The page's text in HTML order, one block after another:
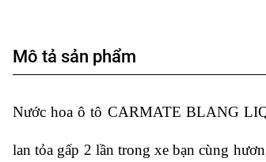
Mô tả sản phẩm
Nước hoa ô tô CARMATE BLANG
lan tỏa gấp 2 lần trong xe bạn cùng